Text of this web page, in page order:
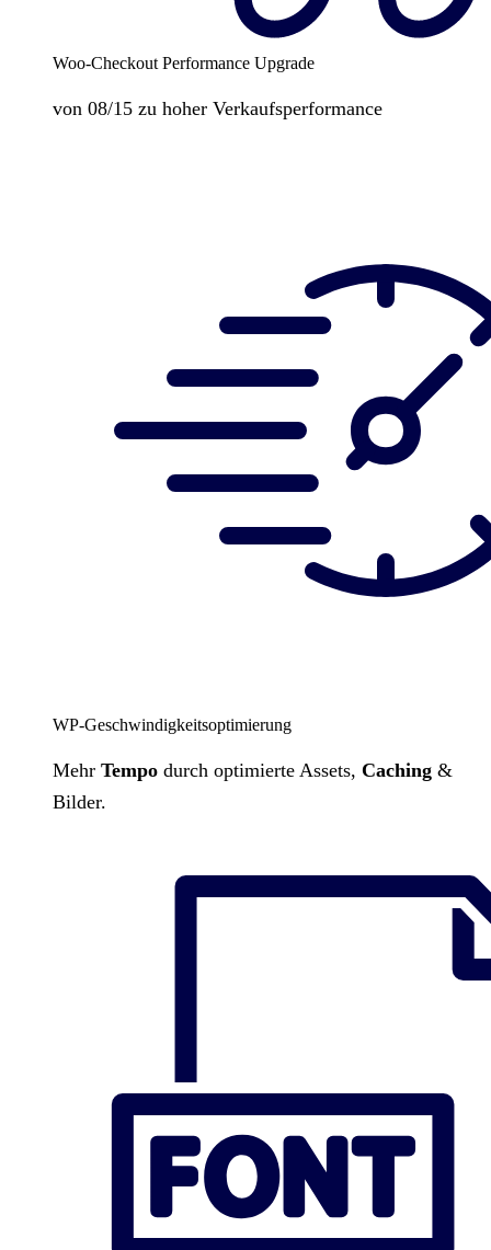
Woo-Checkout Performance Upgrade
von 08/15 zu hoher Verkaufsperformance
WP-Geschwindigkeitsoptimierung
Mehr Tempo durch optimierte Assets, Caching &
Bilder.